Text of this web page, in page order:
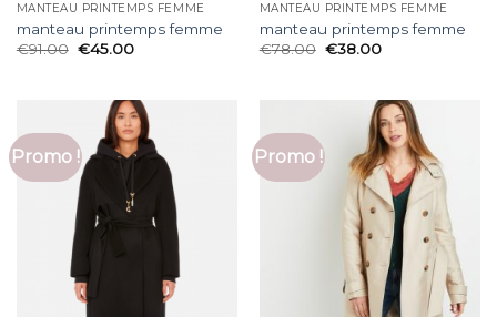
MANTEAU PRINTEMPS FEMME
manteau printemps femme
€91.00 €45.00
MANTEAU PRINTEMPS FEMME
manteau printemps femme
€78.00 €38.00
Promo ! Promo !